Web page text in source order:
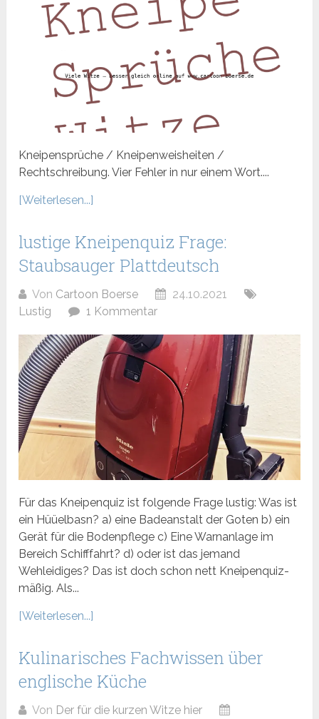
Kneipensprüche / Kneipenweisheiten /
Rechtschreibung. Vier Fehler in nur einem Wort....
[Weiterlesen...]
lustige Kneipenquiz Frage:
Staubsauger Plattdeutsch
Von Cartoon Boerse
24.10.2021
Lustig
1 Kommentar
Für das Kneipenquiz ist folgende Frage lustig: Was ist
ein Hüüelbasn? a) eine Badeanstalt der Goten b) ein
Gerät für die Bodenpflege c) Eine Warnanlage im
Bereich Schifffahrt? d) oder ist das jemand
Wehleidiges? Das ist doch schon nett Kneipenquiz-
mäßig. Als...
[Weiterlesen...]
Kulinarisches Fachwissen über
englische Küche
Von Der für die kurzen Witze hier